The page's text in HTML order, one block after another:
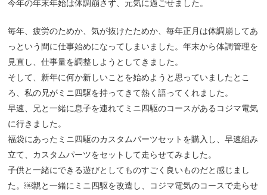
今年の年末年始は体調崩さず、元気に過ごせました。
毎年、疲労のためか、気が抜けたためか、毎年正月は体調崩してあ
っという間に仕事始めになってしまいました。年末から体調管理を
見直し、仕事量を調整しようとしてきました。
そして、新年に何か新しいことを始めようと思っていましたとこ
ろ、私の兄がミニ四駆を持ってきて熱く語ってくれました。
早速、兄と一緒に息子を連れてミニ四駆のコースがあるコジマ電気
に行きました。
福袋にあったミニ四駆のカスタムパーツセットを購入し、早速組み
立て、カスタムパーツをセットして走らせてみました。
子供と一緒にできる遊びとしてものすごく良いものだと感じまし
た。￼親と一緒にミニ四駆を改造し、コジマ電気のコースで走らせ